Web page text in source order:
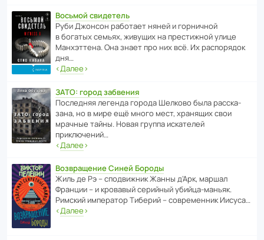
Восьмой свидетель
Руби Джонсон рабо­тает няней и горни­чной
в богатых семьях, живущих на прес­ти­жной улице
Манх­эт­тена. Она знает про них всё. Их распо­рядок
дня…
‹Далее›
ЗАТО: город забвения
После­дняя легенда города Шелково была расска­
зана, но в мире ещё много мест, хранящих свои
мрачные тайны. Новая группа иска­телей
приключений…
‹Далее›
Возвращение Синей Бороды
Жиль де Рэ – спод­ви­жник Жанны д’Арк, маршал
Франции – и кровавый серийный убийца-маньяк.
Римский импе­ратор Тиберий – совре­менник Иисуса…
‹Далее›